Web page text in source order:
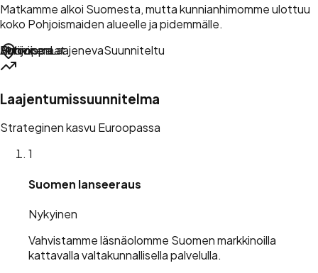
Matkamme alkoi Suomesta, mutta kunnianhimomme ulottuu
koko Pohjoismaiden alueelle ja pidemmälle.
Eurooppa
Pohjoismaat
Suomi
AktiivinenLaajenevaSuunniteltu
Laajentumissuunnitelma
Strateginen kasvu Euroopassa
1
Suomen lanseeraus
Nykyinen
Vahvistamme läsnäolomme Suomen markkinoilla
kattavalla valtakunnallisella palvelulla.